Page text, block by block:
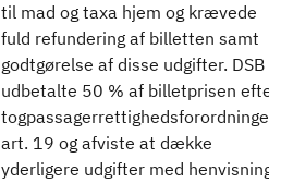
til mad og taxa hjem og krævede
fuld refundering af billetten samt
godtgørelse af disse udgifter. DSB
udbetalte 50 % af billetprisen efter
togpassagerrettighedsforordningen
art. 19 og afviste at dække
yderligere udgifter med henvisning